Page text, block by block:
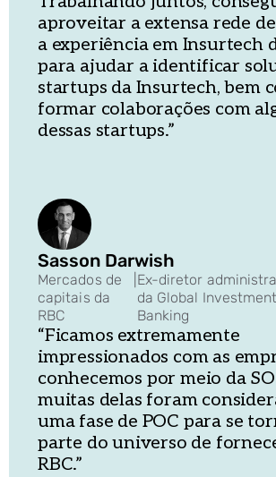
aproveitar a extensa rede
a experiência em Insurtech
para ajudar a identificar
startups da Insurtech, bem
formar colaborações com
dessas startups.”
Sasson Darwish
Mercados de
capitais da
RBC
Ex-diretor
da Global Investment
Banking
“Ficamos extremamente
impressionados com as
conhecemos por meio da
muitas delas foram
uma fase de POC para se
parte do universo de
RBC.”